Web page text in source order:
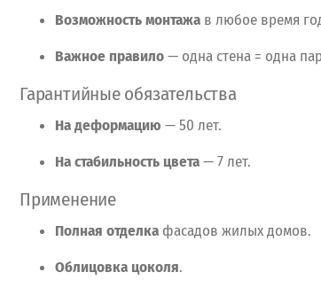
Возможностьмонтажа в любое время
Важное правило— одна стена = одна
Гарантийныеобязательства
Надеформацию — 50 лет.
Настабильность цвета— 7лет.
Применение
Полная отделка фасадов жилыхдомов.
Облицовка цоколя.